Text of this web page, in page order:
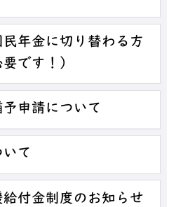
年金に切り替わる方
です！）
申請について
て
付金制度のお知らせ